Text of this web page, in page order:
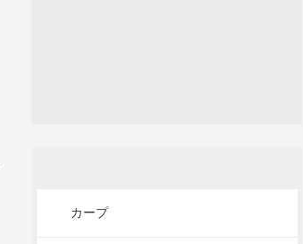
カープ